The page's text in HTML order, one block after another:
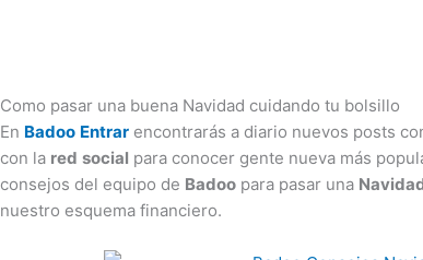
Como pasar una buena Navidad cuidando tu bolsillo
En Badoo Entrar encontrarás a diario nuevos posts
con la red social para conocer gente nueva más
consejos del equipo de Badoo para pasar una
nuestro esquema financiero.